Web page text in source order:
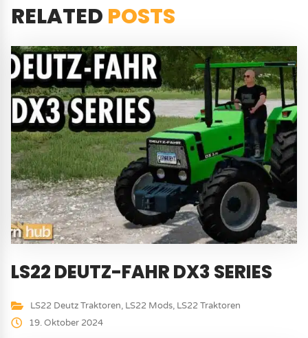
RELATED POSTS
LS22 DEUTZ-FAHR DX3 SERIES
LS22 Deutz Traktoren, LS22 Mods, LS22 Traktoren
19. Oktober 2024